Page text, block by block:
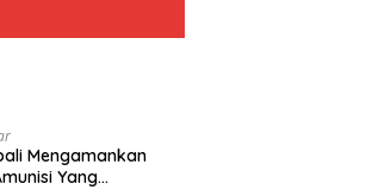
Mengamankan
Yang